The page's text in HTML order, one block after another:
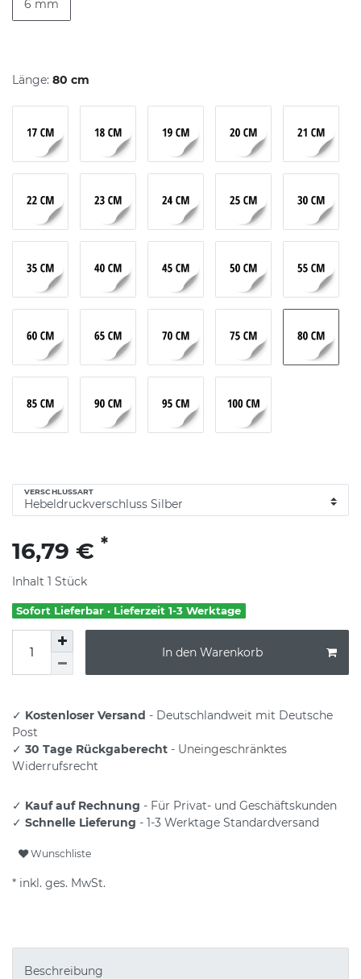
6 mm
Länge: 80 cm
VERSCHLUSSART
16,79 € *
Inhalt 1 Stück
Sofort Lieferbar · Lieferzeit 1-3 Werktage
In den Warenkorb
✓ Kostenloser Versand - Deutschlandweit mit Deutsche
Post
✓ 30 Tage Rückgaberecht - Uneingeschränktes
Widerrufsrecht
✓ Kauf auf Rechnung - Für Privat- und Geschäftskunden
✓ Schnelle Lieferung - 1-3 Werktage Standardversand
Wunschliste
* inkl. ges. MwSt.
Beschreibung